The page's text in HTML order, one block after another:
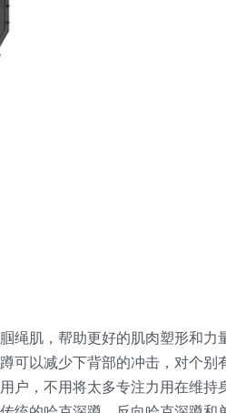
绳肌，帮助更好的肌肉塑形和力
可以减少下背部的冲击，对个别
户，不用将太多专注力用在维持